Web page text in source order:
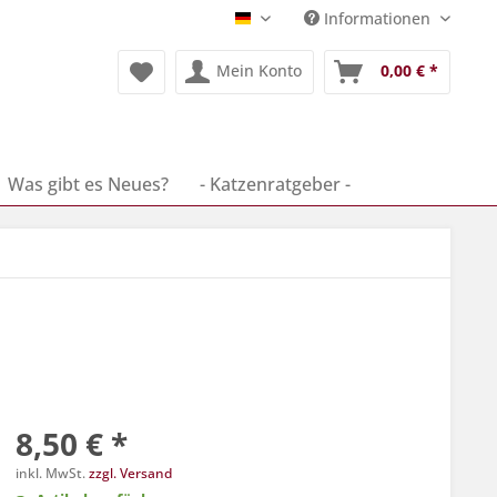
Deutsch Informationen
Mein Konto 0,00 € *
Was gibt es Neues? - Katzenratgeber -
8,50 € *
inkl. MwSt.zzgl. Versand